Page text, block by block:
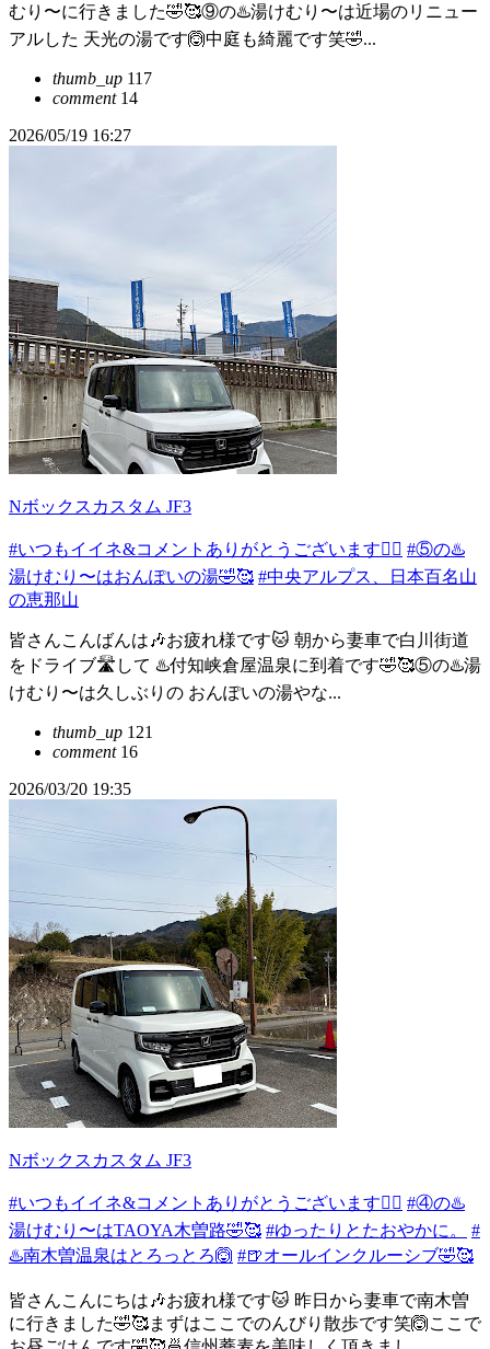
むり〜に行きました🤣🥰⑨の♨️湯けむり〜は近場のリニュー
アルした 天光の湯です🙆中庭も綺麗です笑🤣...
thumb_up 117
comment14
2026/05/19 16:27
Nボックスカスタム JF3
#いつもイイネ&コメントありがとうございます🙇‍♂️ #⑤の♨️
湯けむり〜はおんぽいの湯🤣🥰 #中央アルプス、日本百名山
の恵那山
皆さんこんばんは🎶お疲れ様です🐱 朝から妻車で白川街道
をドライブ🛣️して ♨️付知峡倉屋温泉に到着です🤣🥰⑤の♨️湯
けむり〜は久しぶりの おんぽいの湯やな...
thumb_up 121
comment16
2026/03/20 19:35
Nボックスカスタム JF3
#いつもイイネ&コメントありがとうございます🙇‍♂️ #④の♨️
湯けむり〜はTAOYA木曽路🤣🥰 #ゆったりとたおやかに。
#
♨️南木曽温泉はとろっとろ🙆 #🍺オールインクルーシブ🤣🥰
皆さんこんにちは🎶お疲れ様です🐱 昨日から妻車で南木曽
に行きました🤣🥰まずはここでのんびり散歩です笑🙆ここで